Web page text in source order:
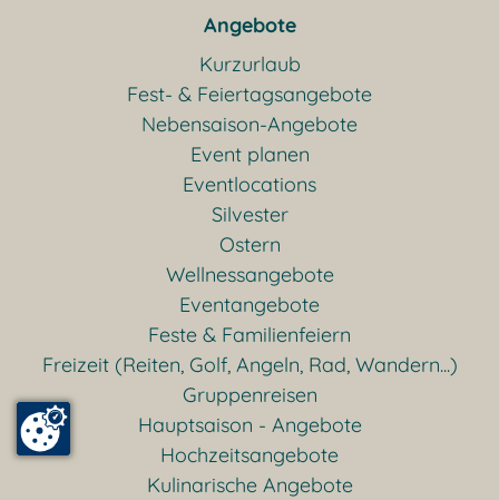
Angebote
Kurzurlaub
Fest- & Feiertagsangebote
Nebensaison-Angebote
Event planen
Eventlocations
Silvester
Ostern
Wellnessangebote
Eventangebote
Feste & Familienfeiern
Freizeit (Reiten, Golf, Angeln, Rad, Wandern...)
Gruppenreisen
Hauptsaison - Angebote
Hochzeitsangebote
Kulinarische Angebote